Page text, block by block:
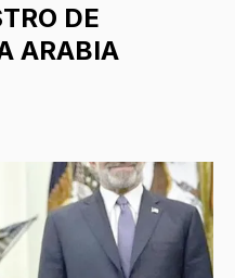
DE
ARABIA